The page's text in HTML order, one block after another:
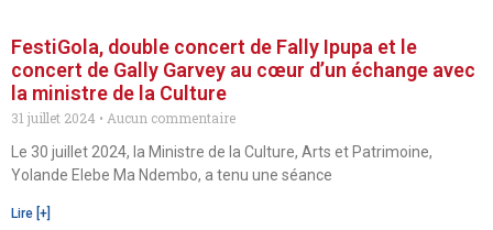
FestiGola, double concert de Fally Ipupa et le
concert de Gally Garvey au cœur d’un échange avec
la ministre de la Culture
31 juillet 2024
Aucun commentaire
Le 30 juillet 2024, la Ministre de la Culture, Arts et Patrimoine,
Yolande Elebe Ma Ndembo, a tenu une séance
Lire [+]